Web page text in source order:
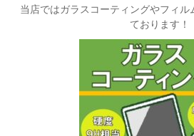
当店ではガラスコーティングやフィル
ております！